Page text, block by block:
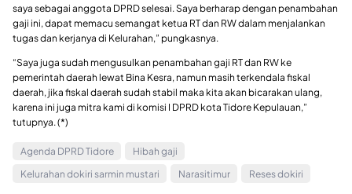
saya sebagai anggota DPRD selesai. Saya berharap dengan penambahan
gaji ini, dapat memacu semangat ketua RT dan RW dalam menjalankan
tugas dan kerjanya di Kelurahan,” pungkasnya.
“Saya juga sudah mengusulkan penambahan gaji RT dan RW ke
pemerintah daerah lewat Bina Kesra, namun masih terkendala fiskal
daerah, jika fiskal daerah sudah stabil maka kita akan bicarakan ulang,
karena ini juga mitra kami di komisi I DPRD kota Tidore Kepulauan,”
tutupnya. (*)
Agenda DPRD Tidore
Hibah gaji
Kelurahan dokiri sarmin mustari
Narasitimur Reses dokiri